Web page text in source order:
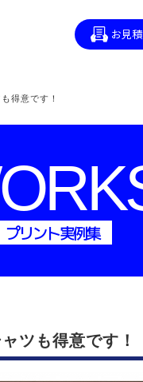
お見
得意です！
プリント実例集
ツも得意です！